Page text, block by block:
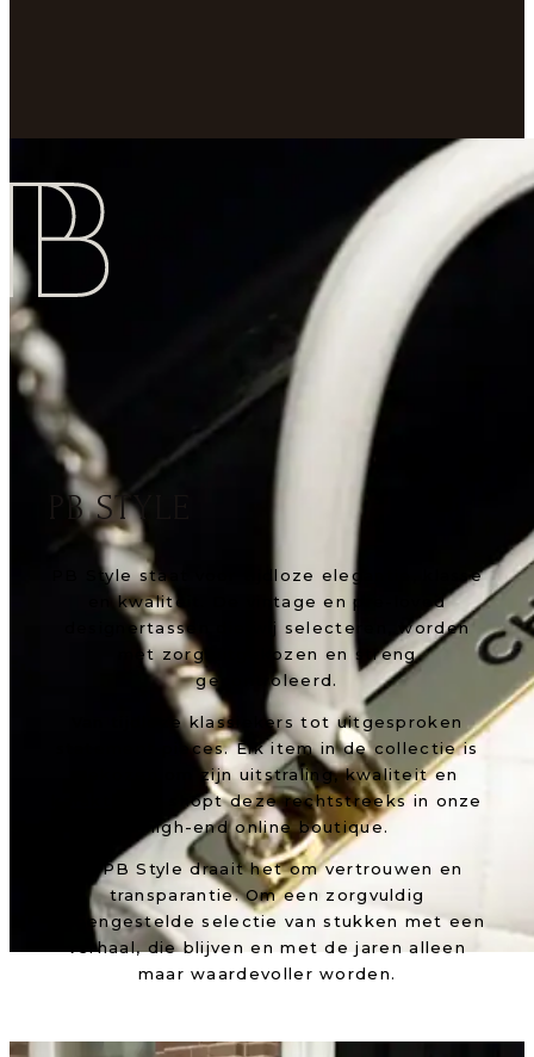
PB STYLE
PB Style staat voor tijdloze elegantie, klasse
en kwaliteit. De vintage en pre-loved
designertassen die wij selecteren, worden
met zorg uitgekozen en streng
gecontroleerd.
Van tijdloze klassiekers tot uitgesproken
statement pieces. Elk item in de collectie is
gekozen om zijn uitstraling, kwaliteit en
karakter. Je shopt deze rechtstreeks in onze
high-end online boutique.
Bij PB Style draait het om vertrouwen en
transparantie. Om een zorgvuldig
samengestelde selectie van stukken met een
verhaal, die blijven en met de jaren alleen
maar waardevoller worden.